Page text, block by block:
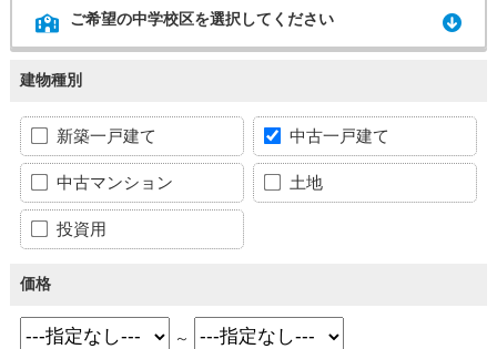
ご希望の中学校区を選択してください
建物種別
新築一戸建て 中古一戸建て
中古マンション 土地
投資用
価格
～